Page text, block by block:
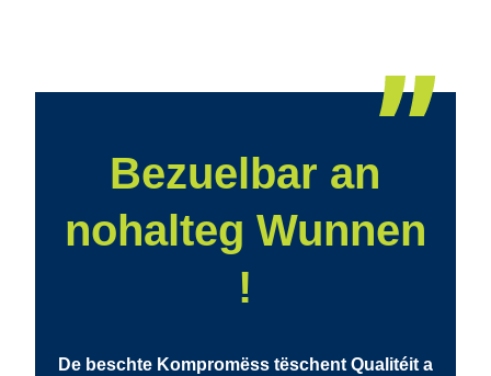
Bezuelbar an
nohalteg Wunnen
!
De beschte Kompromëss tëschent Qualitéit a